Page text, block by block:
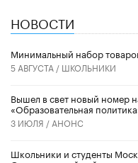
НОВОСТИ
Минимальный набор
5 АВГУСТА / ШКОЛЬНИКИ
Вышел в свет новый номер
«Образовательная
3 ИЮЛЯ / АНОНС
Школьники и студенты